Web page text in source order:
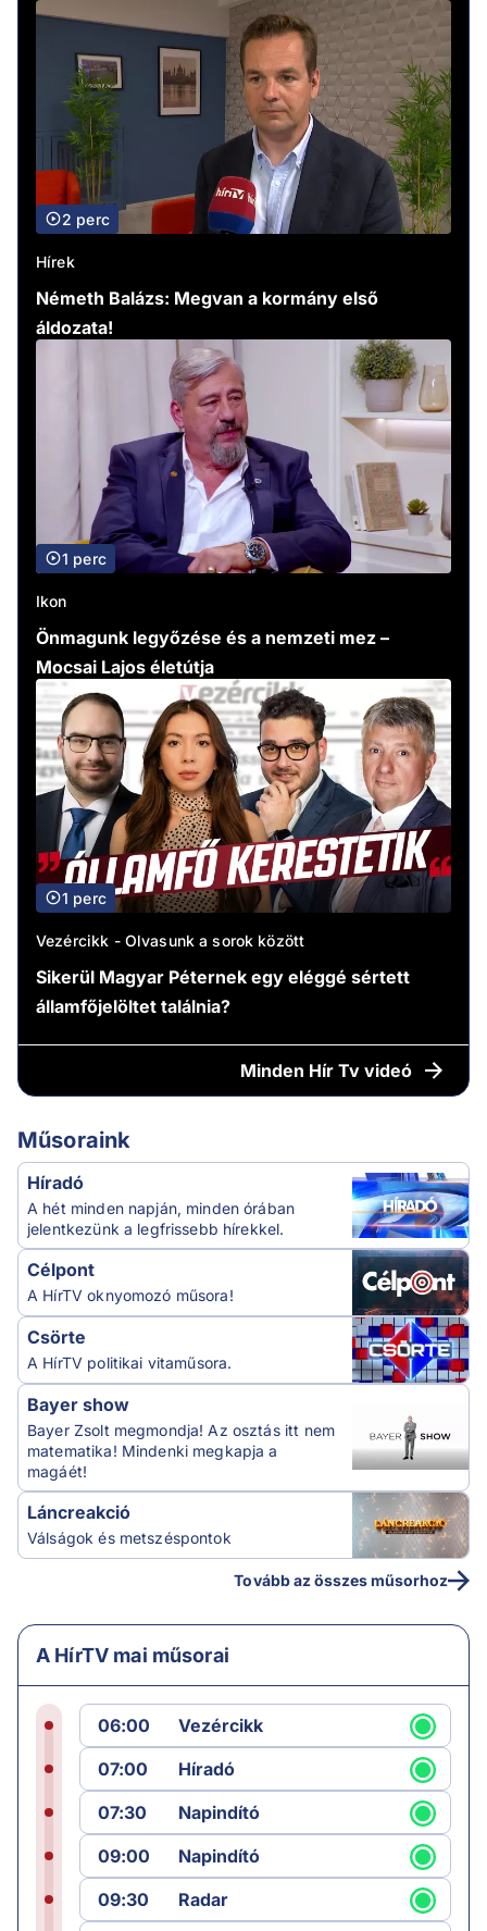
2 perc
Hírek
Németh Balázs: Megvan a kormány első
áldozata!
1 perc
Ikon
Önmagunk legyőzése és a nemzeti mez –
Mocsai Lajos életútja
1 perc
Vezércikk - Olvasunk a sorok között
Sikerül Magyar Péternek egy eléggé sértett
államfőjelöltet találnia?
Minden Hír Tv videó
Műsoraink
Híradó
A hét minden napján, minden órában
jelentkezünk a legfrissebb hírekkel.
Célpont
A HírTV oknyomozó műsora!
Csörte
A HírTV politikai vitaműsora.
Bayer show
Bayer Zsolt megmondja! Az osztás itt nem
matematika! Mindenki megkapja a
magáét!
Láncreakció
Válságok és metszéspontok
Tovább az összes műsorhoz
A HírTV mai műsorai
06:00
Vezércikk
07:00
Híradó
07:30
Napindító
09:00
Napindító
09:30
Radar